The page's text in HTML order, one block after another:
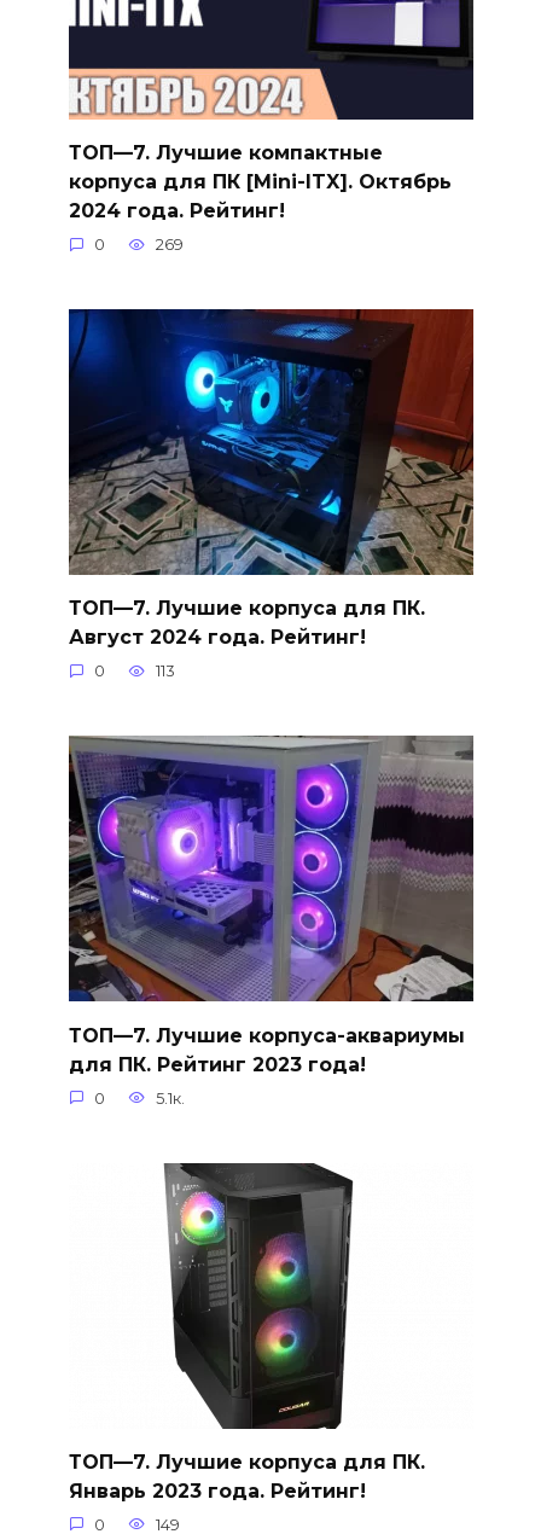
ТОП—7. Лучшие компактные
корпуса для ПК [Mini-ITX]. Октябрь
2024 года. Рейтинг!
0 269
ТОП—7. Лучшие корпуса для ПК.
Август 2024 года. Рейтинг!
0 113
ТОП—7. Лучшие корпуса-аквариумы
для ПК. Рейтинг 2023 года!
0 5.1к.
ТОП—7. Лучшие корпуса для ПК.
Январь 2023 года. Рейтинг!
0 149